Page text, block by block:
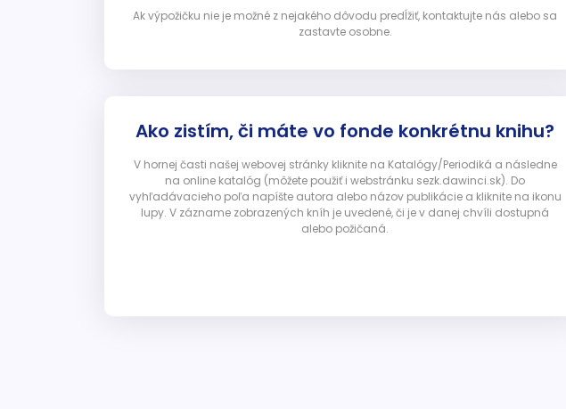
Ak výpožičku nie je možné z nejakého dôvodu predĺžiť, kontaktujte nás alebo sa
zastavte osobne.
Ako zistím, či máte vo fonde konkrétnu knihu?
V hornej časti našej webovej stránky kliknite na Katalógy/Periodiká a následne
na online katalóg (môžete použiť i webstránku sezk.dawinci.sk). Do
vyhľadávacieho poľa napíšte autora alebo názov publikácie a kliknite na ikonu
lupy. V zázname zobrazených kníh je uvedené, či je v danej chvíli dostupná
alebo požičaná.